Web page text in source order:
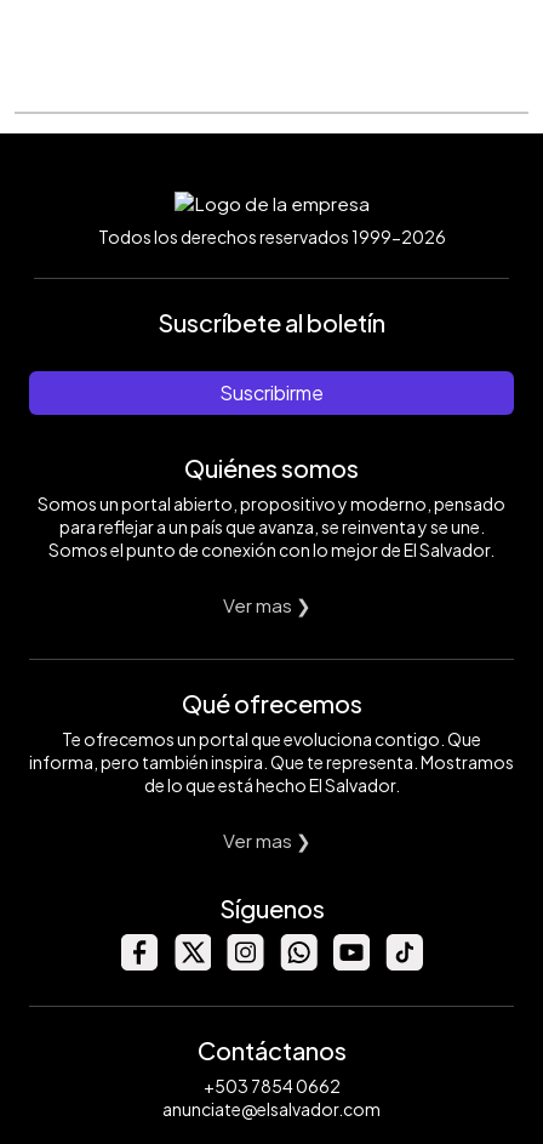
Todos los derechos reservados 1999-2026
Suscríbete al boletín
Suscribirme
Quiénes somos
Somos un portal abierto, propositivo y moderno, pensado
para reflejar a un país que avanza, se reinventa y se une.
Somos el punto de conexión con lo mejor de El Salvador.
Ver mas ❯
Qué ofrecemos
Te ofrecemos un portal que evoluciona contigo. Que
informa, pero también inspira. Que te representa. Mostramos
de lo que está hecho El Salvador.
Ver mas ❯
Síguenos
Contáctanos
+503 7854 0662
anunciate@elsalvador.com